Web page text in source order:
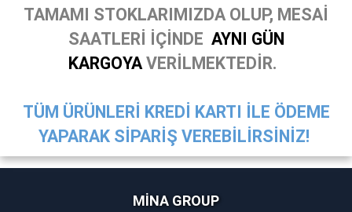
TAMAMI STOKLARIMIZDA OLUP, MESAİ
SAATLERİ İÇİNDE AYNI GÜN
KARGOYA VERİLMEKTEDİR.
TÜM ÜRÜNLERİ KREDİ KARTI İLE ÖDEME
YAPARAK SİPARİŞ VEREBİLİRSİNİZ!
MİNA GROUP